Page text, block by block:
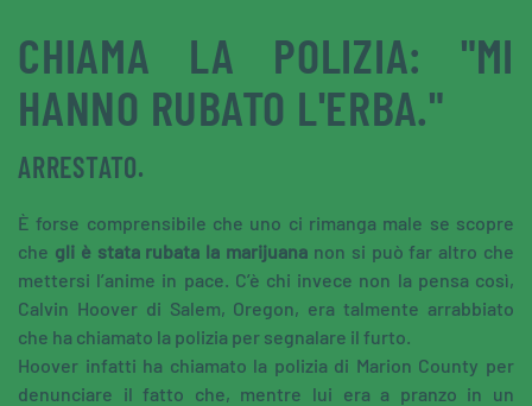
CHIAMA LA POLIZIA: "MI
HANNO RUBATO L'ERBA."
ARRESTATO.
È forse comprensibile che uno ci rimanga male se scopre
che gli è stata rubata la marijuana non si può far altro che
mettersi l’anime in pace. C’è chi invece non la pensa così,
Calvin Hoover di Salem, Oregon, era talmente arrabbiato
che ha chiamato la polizia per segnalare il furto.
Hoover infatti ha chiamato la polizia di Marion County per
denunciare il fatto che, mentre lui era a pranzo in un